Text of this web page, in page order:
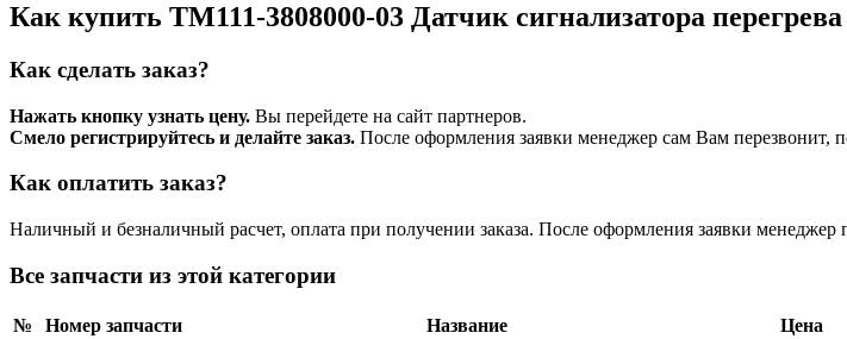
Как купить ТМ111-3808000-03 Датчик сигнализатора
Как сделать заказ?
Нажать кнопку узнать цену. Вы перейдете на сайт партнеров.
Смело регистрируйтесь и делайте заказ. После оформления заявки менеджер сам Вам перезвонит,
Как оплатить заказ?
Наличный и безналичный расчет, оплата при получении заказа. После оформления заявки менеджер
Все запчасти из этой категории
№ Номер запчасти Название
Цена